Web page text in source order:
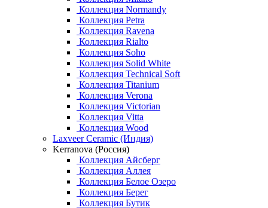
Коллекция Normandy
Коллекция Petra
Коллекция Ravena
Коллекция Rialto
Коллекция Soho
Коллекция Solid White
Коллекция Technical Soft
Коллекция Titanium
Коллекция Verona
Коллекция Victorian
Коллекция Vitta
Коллекция Wood
Laxveer Ceramic (Индия)
Kerranova (Россия)
Коллекция Айсберг
Коллекция Аллея
Коллекция Белое Озеро
Коллекция Берег
Коллекция Бутик